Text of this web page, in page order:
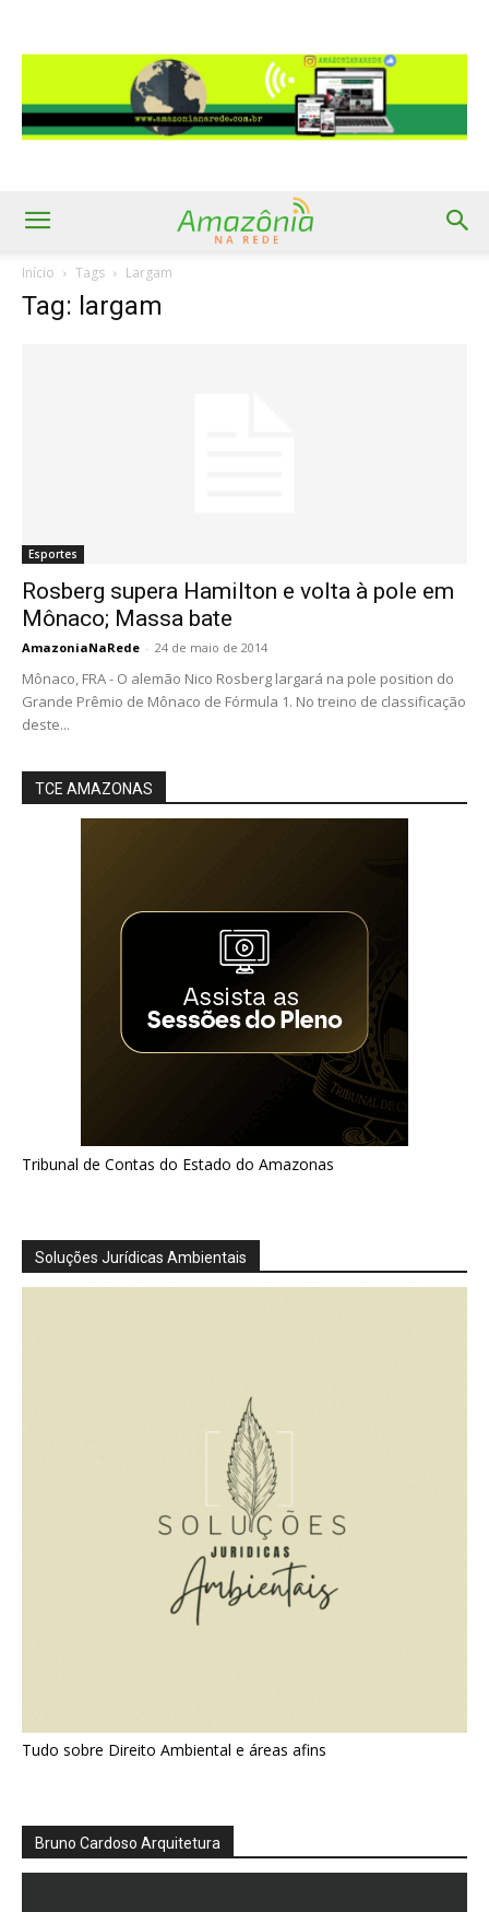
Início Tags Largam
Tag: largam
Esportes
Rosberg supera Hamilton e volta à pole em
Mônaco; Massa bate
AmazoniaNaRede - 24 de maio de 2014
Mônaco, FRA - O alemão Nico Rosberg largará na pole position do
Grande Prêmio de Mônaco de Fórmula 1. No treino de classificação
deste...
TCE AMAZONAS
Tribunal de Contas do Estado do Amazonas
Soluções Jurídicas Ambientais
Tudo sobre Direito Ambiental e áreas afins
Bruno Cardoso Arquitetura